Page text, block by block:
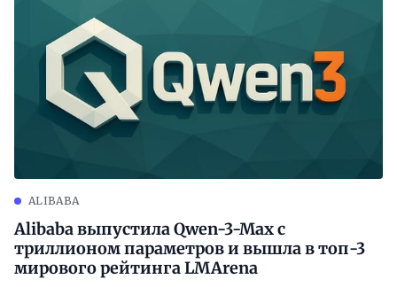
ALIBABA
Alibaba выпустила Qwen-3-Max с
триллионом параметров и вышла в топ-3
мирового рейтинга LMArena